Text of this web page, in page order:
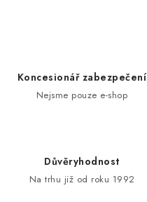
Koncesionář zabezpečení
Nejsme pouze e-shop
Důvěryhodnost
Na trhu již od roku 1992